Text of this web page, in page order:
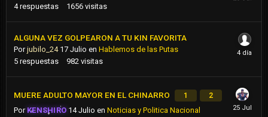
4 respuestas 1656 visitas
ALGUNA VEZ GOLPEARON A TU KIN FAVORITA
Porjubilo_24 17 Julio en Hablemos de las Putas
5 respuestas 982 visitas
MUERE ADULTO MAYOR EN EL CHINARRO 1 2
Por KENSHIRO 14 Julio enNoticias y Politica Nacional